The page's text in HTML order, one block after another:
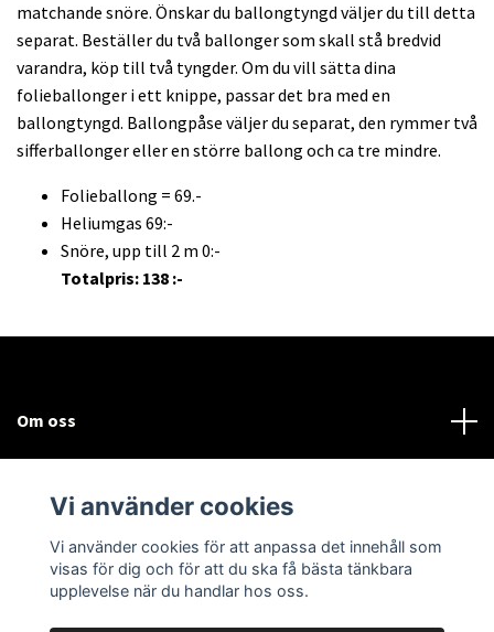
matchande snöre. Önskar du ballongtyngd väljer du till detta
separat. Beställer du två ballonger som skall stå bredvid
varandra, köp till två tyngder. Om du vill sätta dina
folieballonger i ett knippe, passar det bra med en
ballongtyngd. Ballongpåse väljer du separat, den rymmer två
sifferballonger eller en större ballong och ca tre mindre.
Folieballong = 69.-
Heliumgas 69:-
Snöre, upp till 2 m 0:-
Totalpris: 138 :-
Om oss
Sociala medier
Vi använder cookies
Vi använder cookies för att anpassa det innehåll som
visas för dig och för att du ska få bästa tänkbara
upplevelse när du handlar hos oss.